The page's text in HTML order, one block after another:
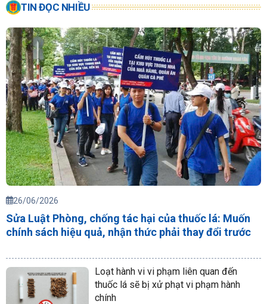
TIN ĐỌC NHIỀU
26/06/2026
Sửa Luật Phòng, chống tác hại của thuốc lá: Muốn
chính sách hiệu quả, nhận thức phải thay đổi trước
Loạt hành vi vi phạm liên quan đến
thuốc lá sẽ bị xử phạt vi phạm hành
chính